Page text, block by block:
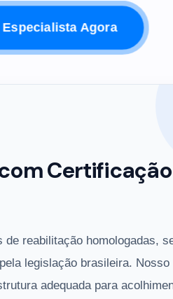
Agora
reabilitação homologadas,
legislação brasileira. Nosso
adequada para